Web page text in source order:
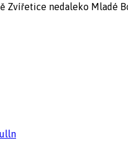
nedaleko Mladé